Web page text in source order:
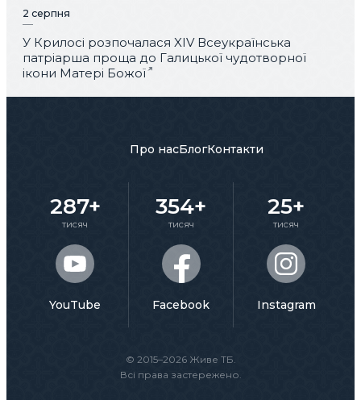
2 серпня
У Крилосі розпочалася XIV Всеукраїнська
патріарша проща до Галицької чудотворної
ікони Матері Божої
© 2015–2026 Живе ТБ.
Всі права застережено.
Про насБлогКонтакти
287+
тисяч
YouTube
354+
тисяч
Facebook
25+
тисяч
Instagram